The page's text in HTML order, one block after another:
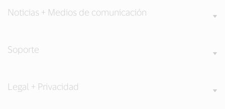
Noticias + Medios de comunicación
Soporte
Legal + Privacidad